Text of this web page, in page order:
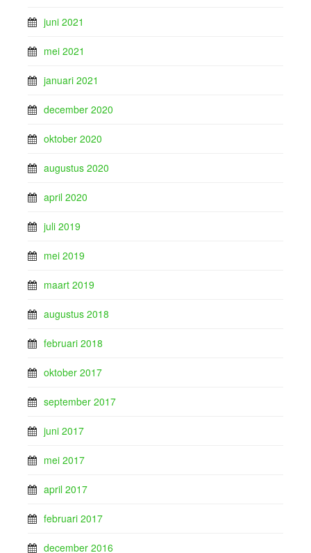
juni 2021
mei 2021
januari 2021
december 2020
oktober 2020
augustus 2020
april 2020
juli 2019
mei 2019
maart 2019
augustus 2018
februari 2018
oktober 2017
september 2017
juni 2017
mei 2017
april 2017
februari 2017
december 2016